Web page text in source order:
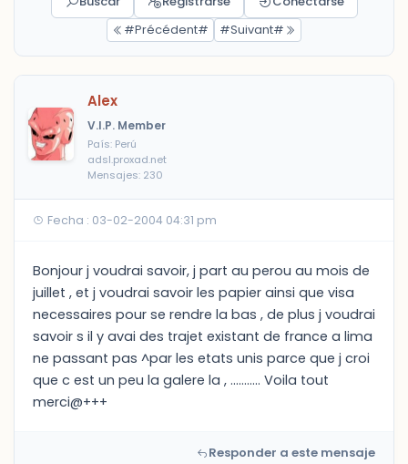
#Précédent#
#Suivant#
Alex
V.I.P. Member
País: Perú
adsl.proxad.net
Mensajes: 230
Fecha : 03-02-2004 04:31 pm
Bonjour j voudrai savoir, j part au perou au mois de
juillet , et j voudrai savoir les papier ainsi que visa
necessaires pour se rendre la bas , de plus j voudrai
savoir s il y avai des trajet existant de france a lima
ne passant pas ^par les etats unis parce que j croi
que c est un peu la galere la , ........... Voila tout
merci@+++
Responder a este mensaje